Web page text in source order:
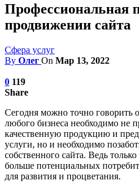
Профессиональная
продвижении сайта
Сфера услуг
By Олег On Мар 13, 2022
0 119
Share
Сегодня можно точно говорить
любого бизнеса необходимо не
качественную продукцию и
услуги, но и необходимо
собственного сайта. Ведь
больше потенциальных
для развития и процветания.